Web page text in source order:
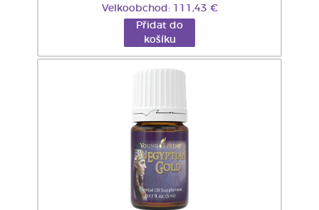
Velkoobchod: 111,43 €
Přidat do
košíku